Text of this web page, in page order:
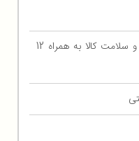
با ضمانت اصالت و سلامت کالا به همراه 12